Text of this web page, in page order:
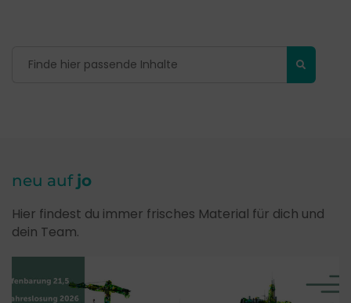
neu auf jo
Hier findest du immer frisches Material für dich und
dein Team.